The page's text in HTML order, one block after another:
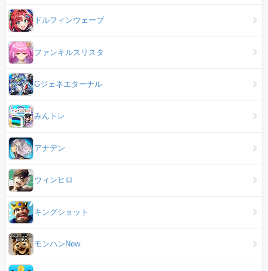
ドルフィンウェーブ
ファンキルスリスタ
Gジェネエターナル
みんトレ
アナデン
ウィンヒロ
キングショット
モンハンNow